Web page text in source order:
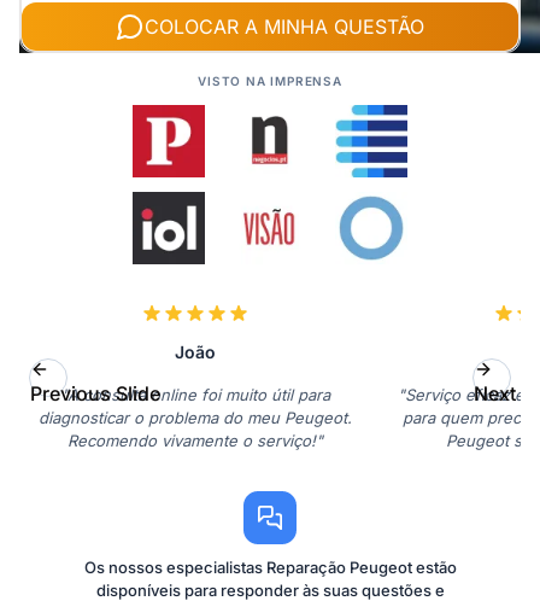
COLOCAR A MINHA QUESTÃO
VISTO NA IMPRENSA
João
"A consulta online foi muito útil para
diagnosticar o problema do meu Peugeot.
Recomendo vivamente o serviço!"
"Serviço eficaz e
para quem
Peugeot
Previous Slide Next
Os nossos especialistas Reparação Peugeot estão
disponíveis para responder às suas questões e